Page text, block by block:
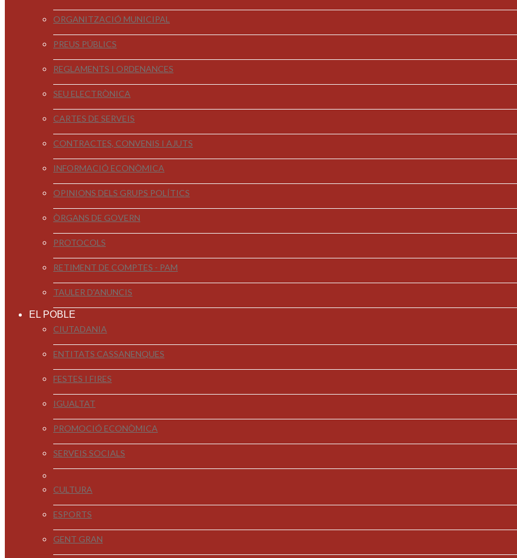
ORGANITZACIÓ MUNICIPAL
PREUS PÚBLICS
REGLAMENTS I ORDENANCES
SEU ELECTRÒNICA
CARTES DE SERVEIS
CONTRACTES, CONVENIS I AJUTS
INFORMACIÓ ECONÒMICA
OPINIONS DELS GRUPS POLÍTICS
ÒRGANS DE GOVERN
PROTOCOLS
RETIMENT DE COMPTES - PAM
TAULER D'ANUNCIS
EL POBLE
CIUTADANIA
ENTITATS CASSANENQUES
FESTES I FIRES
IGUALTAT
PROMOCIÓ ECONÒMICA
SERVEIS SOCIALS
CULTURA
ESPORTS
GENT GRAN